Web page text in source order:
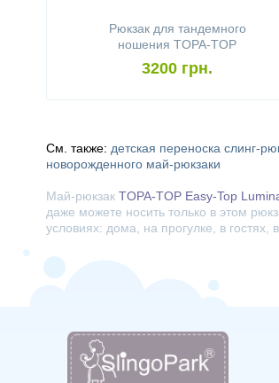
Рюкзак для тандемного
ношения TOPA-TOP
3200 грн.
См. также: детская переноска слинг-
новорожденного май-рюкзаки
Май-рюкзак TOPA-TOP Easy-Top
даже можете носить только в этом
условиях: дома, на прогулке, в